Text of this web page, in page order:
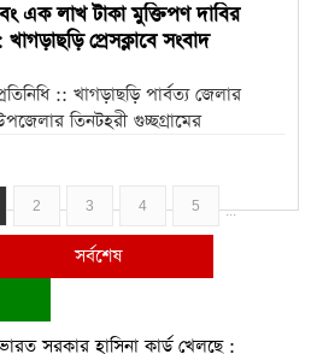
এক লাখ টাকা মুক্তিপণ দাবির
প্রেসক্লাবে সংবাদ
:: খাগড়াছড়ি পার্বত্য জেলার
তিনটহরী গুচ্ছগ্রামের
2 3 4 5 ...
সর্বশেষ
সরকার হাসিনা কার্ড খেলছে :